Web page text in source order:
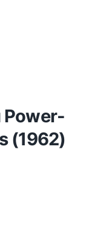
Power-
(1962)